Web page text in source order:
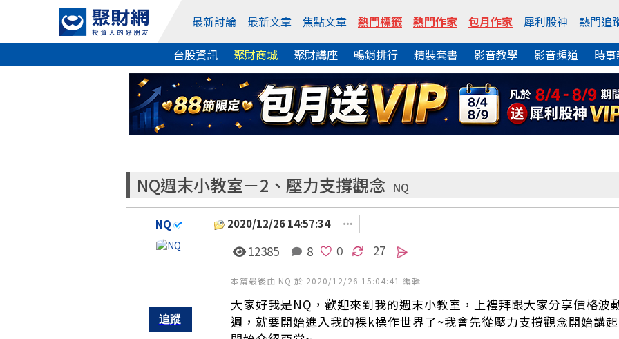
最新討論 最新文章 焦點文章 熱門標籤 熱門作家 包月作家 犀利股神
熱門追
台股資訊
聚財商城 聚財講座 暢銷排行 精裝套書 影音教學 影音頻道 時
NQ週末小教室－2、壓力支撐觀念 NQ
NQ 2020/12/26 14:57:34
12385 8 27
本篇最後由 NQ 於 2020/12/26 15:04:41 編輯
大家好我是NQ，歡迎來到我的週末小教室，上禮拜跟大家分享價格波
週，就要開始進入我的裸k操作世界了~我會先從壓力支撐觀念開始講